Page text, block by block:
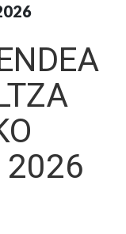
2026